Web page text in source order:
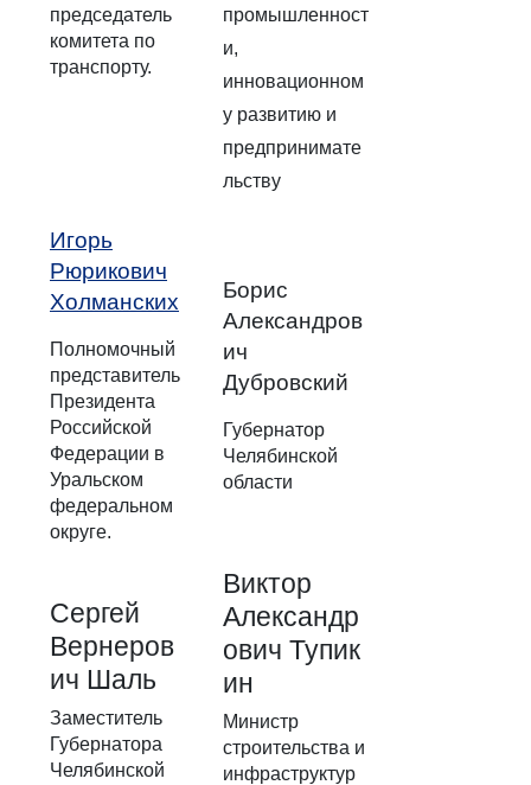
председатель
комитета по
транспорту.
промышленност
и,
инновационном
у развитию и
предпринимате
льству
Игорь
Рюрикович
Холманских
Полномочный
представитель
Президента
Российской
Федерации в
Уральском
федеральном
округе.
Борис
Александров
ич
Дубровский
Губернатор
Челябинской
области
Сергей
Вернеров
ич Шаль
Заместитель
Губернатора
Челябинской
Виктор
Александр
ович Тупик
ин
Министр
строительства и
инфраструктур